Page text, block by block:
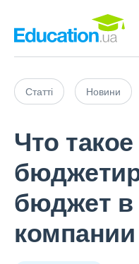
Статті Новини
Что такое
бюджет
компании